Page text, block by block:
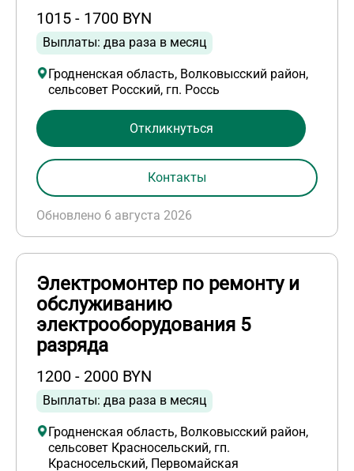
1015 - 1700 BYN
Выплаты: два раза в месяц
Гродненская область, Волковысский район,
сельсовет Росский, гп. Россь
Обновлено 6 августа 2026
Откликнуться
Контакты
Электромонтер по ремонту и
обслуживанию
электрооборудования 5
разряда
1200 - 2000 BYN
Выплаты: два раза в месяц
Гродненская область, Волковысский район,
сельсовет Красносельский, гп.
Красносельский, Первомайская